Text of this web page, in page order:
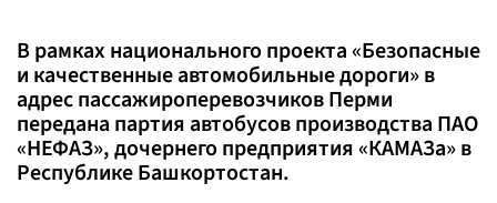
В рамках национального проекта «Безопасные
и качественные автомобильные дороги» в
адрес пассажироперевозчиков Перми
передана партия автобусов производства ПАО
«НЕФАЗ», дочернего предприятия «КАМАЗа» в
Республике Башкортостан.